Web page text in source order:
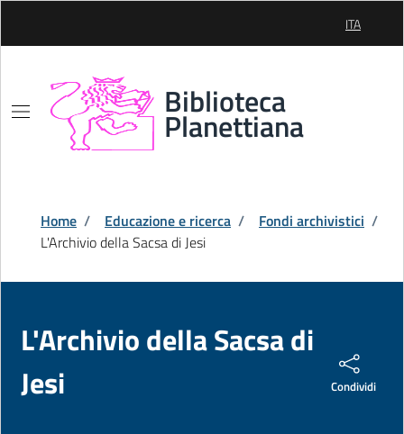
ITA
Biblioteca
Planettiana
Home / Educazione e ricerca / Fondi archivistici /
L'Archivio della Sacsa di Jesi
L'Archivio della Sacsa di
Jesi
Condividi